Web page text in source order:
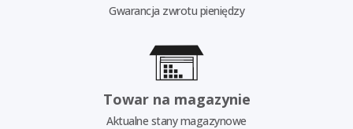
Gwarancja zwrotu pieniędzy
Towar na magazynie
Aktualne stany magazynowe